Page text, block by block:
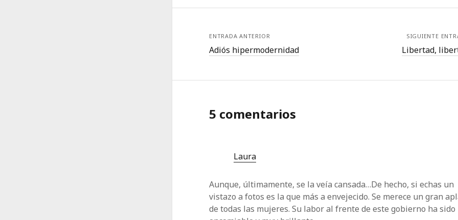
ENTRADA ANTERIOR
Adiós hipermodernidad
SIGUIENTE
Libertad,
5 comentarios
Laura
Aunque, últimamente, se la veía cansada…De hecho, si echas un
vistazo a fotos es la que más a envejecido. Se merece un gran
de todas las mujeres. Su labor al frente de este gobierno ha sido